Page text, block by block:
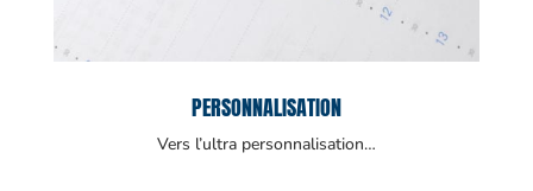
PERSONNALISATION
Vers l’ultra personnalisation…